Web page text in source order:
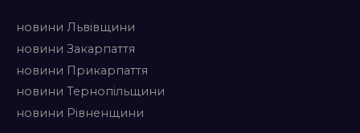
новини Львівщини
новини Закарпаття
новини Прикарпаття
новини Тернопільщини
новини Рівненщини